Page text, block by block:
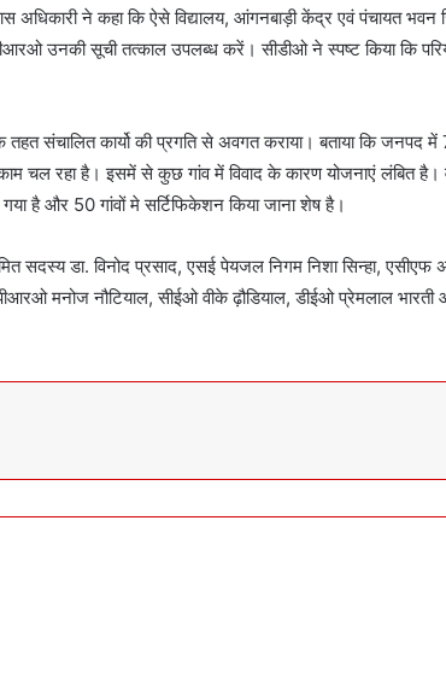
ने कहा कि ऐसे विद्यालय, आंगनबाड़ी केंद्र एवं पंचायत भवन
उनकी सूची तत्काल उपलब्ध करें। सीडीओ ने स्पष्ट किया कि
संचालित कार्यो की प्रगति से अवगत कराया। बताया कि जनपद
चल रहा है। इसमें से कुछ गांव में विवाद के कारण योजनाएं लंबित है।
है और 50 गांवों मे सर्टिफिकेशन किया जाना शेष है।
सदस्य डा. विनोद प्रसाद, एसई पेयजल निगम निशा सिन्हा, एसीएफ
मनोज नौटियाल, सीईओ वीके ढ़ौडियाल, डीईओ प्रेमलाल भारती